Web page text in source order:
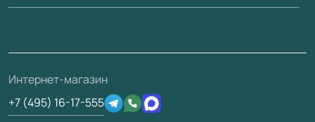
Вопрос-ответ
Отзывы клиентов
Техническая информация
3D-модели
О фабрике
Сертификаты
Производство
Интернет-магазин
+7 (495) 16-17-555